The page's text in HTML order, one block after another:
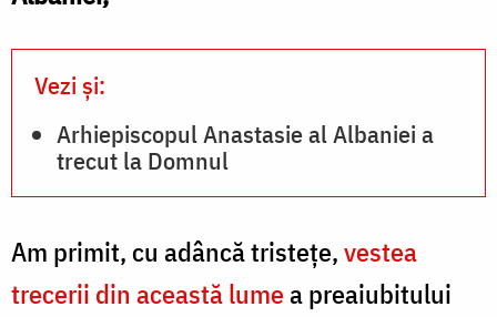
Albaniei
Foto:
ziarullumina.ro
Vezi și:
Arhiepiscopul Anastasie al Albaniei a
trecut la Domnul
Am primit, cu adâncă tristețe,vestea
trecerii din această lumea preaiubitului